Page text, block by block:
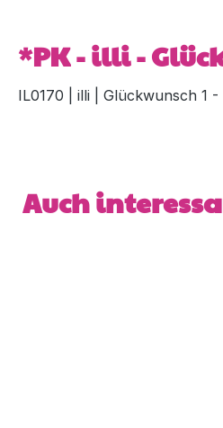
*PK - illi -
IL0170 | illi | Glückwunsch 1
Produktgalerie
Auch